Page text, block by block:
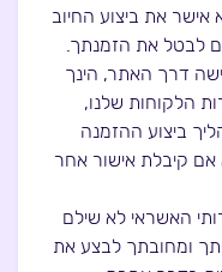
את ביצוע החיוב
לבטל את הזמנתך.
דרך האתר, הינך
הלקוחות שלנו,
ביצוע ההזמנה
קיבלת אישור אחר
האשראי לא שילם
ומחובתך לבצע את